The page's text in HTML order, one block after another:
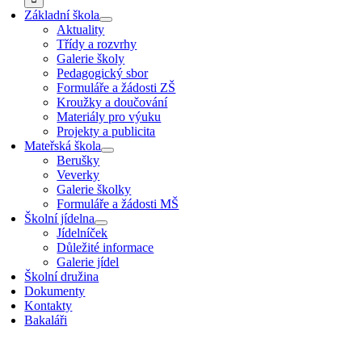
Základní škola
Aktuality
Třídy a rozvrhy
Galerie školy
Pedagogický sbor
Formuláře a žádosti ZŠ
Kroužky a doučování
Materiály pro výuku
Projekty a publicita
Mateřská škola
Berušky
Veverky
Galerie školky
Formuláře a žádosti MŠ
Školní jídelna
Jídelníček
Důležité informace
Galerie jídel
Školní družina
Dokumenty
Kontakty
Bakaláři